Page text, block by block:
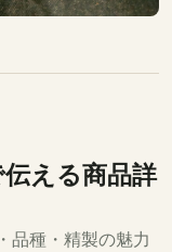
える商品詳
品種・精製の魅力